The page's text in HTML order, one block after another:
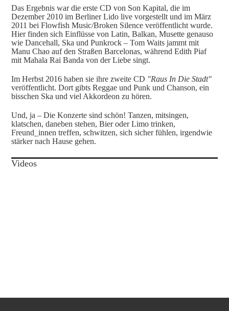
Das Ergebnis war die erste CD von Son Kapital, die im
Dezember 2010 im Berliner Lido live vorgestellt und im März
2011 bei Flowfish Music/Broken Silence veröffentlicht wurde.
Hier finden sich Einflüsse von Latin, Balkan, Musette genauso
wie Dancehall, Ska und Punkrock – Tom Waits jammt mit
Manu Chao auf den Straßen Barcelonas, während Edith Piaf
mit Mahala Rai Banda von der Liebe singt.
Im Herbst 2016 haben sie ihre zweite CD "Raus In Die Stadt"
veröffentlicht. Dort gibts Reggae und Punk und Chanson, ein
bisschen Ska und viel Akkordeon zu hören.
Und, ja – Die Konzerte sind schön! Tanzen, mitsingen,
klatschen, daneben stehen, Bier oder Limo trinken,
Freund_innen treffen, schwitzen, sich sicher fühlen, irgendwie
stärker nach Hause gehen.
Videos